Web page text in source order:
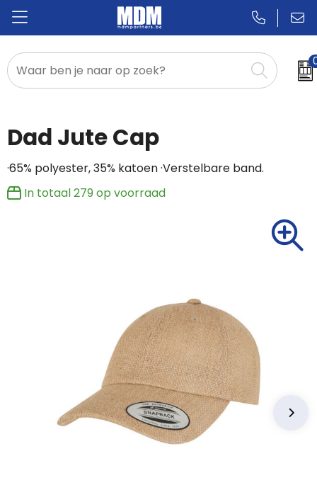
Relatiegeschenken
Sportkleding
Dad Jute Cap
·65% polyester, 35% katoen ·Verstelbare band.
In totaal279op voorraad